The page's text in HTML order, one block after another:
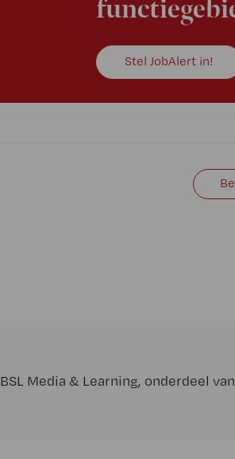
Stel JobAlert in!
BSL Media & Learning, onderdeel van